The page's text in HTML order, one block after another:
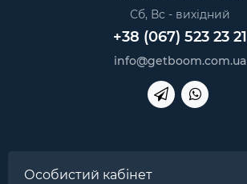
Сб, Вс - вихідний
+38 (067) 523 23 21
info@getboom.com.ua
Особистий кабінет